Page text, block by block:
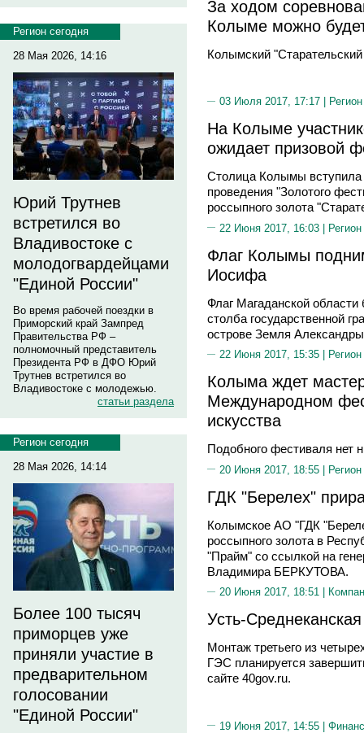
Регион сегодня
28 Мая 2026, 14:16
Юрий Трутнев
встретился во
Владивостоке с
молодогвардейцами
"Единой России"
Во время рабочей поездки в
Приморский край Зампред
Правительства РФ –
полномочный представитель
Президента РФ в ДФО Юрий
Трутнев встретился во
Владивостоке с молодежью.
статьи раздела
Регион сегодня
28 Мая 2026, 14:14
Более 100 тысяч
приморцев уже
приняли участие в
предварительном
голосовании
"Единой России"
За ходом
Колыме можно
Колымский
03 Июля 2017, 17:17 |
На Колыме
ожидает призовой
Столица Колымы
проведения "Золотого
россыпного золота
22 Июня 2017, 16:03 |
Флаг Колымы
Иосифа
Флаг Магаданской области
столба государственной
острове Земля
22 Июня 2017, 15:35 |
Колыма ждет
Международном
искусства
Подобного фестиваля нет
20 Июня 2017, 18:55 |
ГДК "Берелех"
Колымское АО "ГДК
россыпного золота в
"Прайм" со ссылкой на
Владимира БЕРКУТОВА.
20 Июня 2017, 18:51 |
Усть-
Монтаж третьего из
ГЭС планируется
сайте 40gov.ru.
19 Июня 2017, 14:55 |